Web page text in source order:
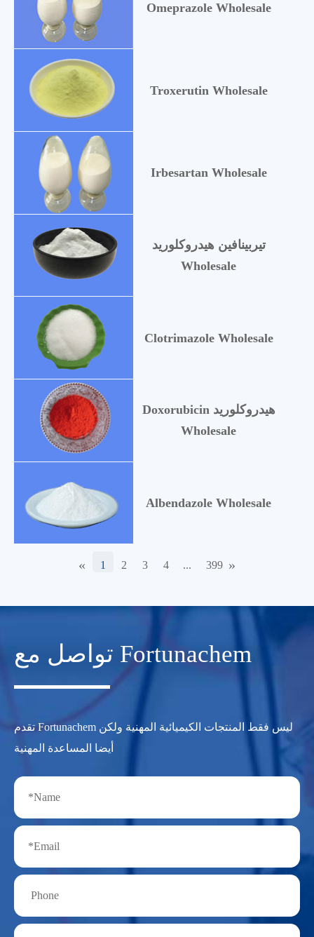
Omeprazole Wholesale
Troxerutin Wholesale
Irbesartan Wholesale
تيربينافين هيدروكلوريد
Wholesale
Clotrimazole Wholesale
Doxorubicin هيدروكلوريد
Wholesale
Albendazole Wholesale
« 1 2 3 4 ... 399 »
تواصل مع Fortunachem
تقدم Fortunachem ليس فقط المنتجات الكيميائية المهنية ولكن
أيضا المساعدة المهنية